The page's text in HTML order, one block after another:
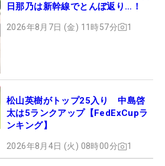
日那乃は新幹線でとんぼ返り…！
2026年8月7日 (金) 11時57分 1
松山英樹がトップ25入り 中島啓
太は5ランクアップ【FedExCupラ
ンキング】
2026年8月4日 (火) 08時00分 1